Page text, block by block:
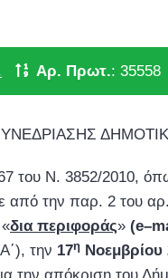
Αρ. Πρωτ.: 35558
του Ν. 3852/2010,
την παρ. 2 του αρ.
δια περιφοράς» (e–
την 17η Νοεμβρίου